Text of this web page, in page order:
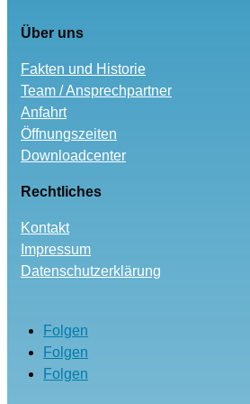
Über uns
Fakten und Historie
Team / Ansprechpartner
Anfahrt
Öffnungszeiten
Downloadcenter
Rechtliches
Kontakt
Impressum
Datenschutzerklärung
Folgen
Folgen
Folgen